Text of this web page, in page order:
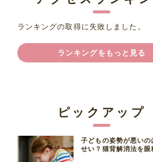
ランキングの取得に失敗しました。
ランキングをもっと見る
ピックアップ
子どもの姿勢が悪いの
せい？猫背解消法を眼